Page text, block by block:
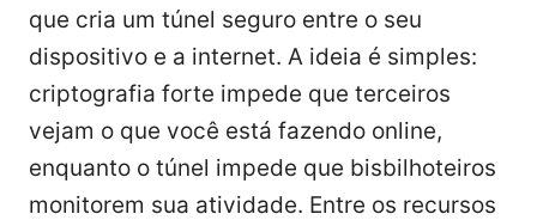
que cria um túnel seguro entre o seu
dispositivo e a internet. A ideia é simples:
criptografia forte impede que terceiros
vejam o que você está fazendo online,
enquanto o túnel impede que bisbilhoteiros
monitorem sua atividade. Entre os recursos